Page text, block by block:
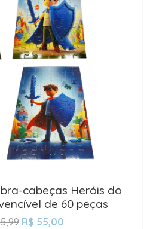
cabeças Heróis do
de 60 peças
R$ 55,00